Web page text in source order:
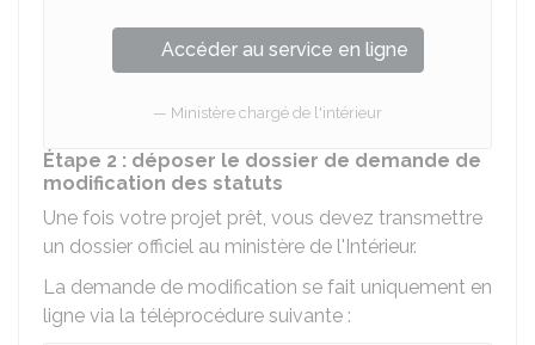
Accéder au service en ligne
Ministère chargé de l'intérieur
Étape 2 : déposer le dossier de demande de
modification des statuts
Une fois votre projet prêt, vous devez transmettre
un dossier officiel au ministère de l'Intérieur.
La demande de modification se fait uniquement en
ligne via la téléprocédure suivante :